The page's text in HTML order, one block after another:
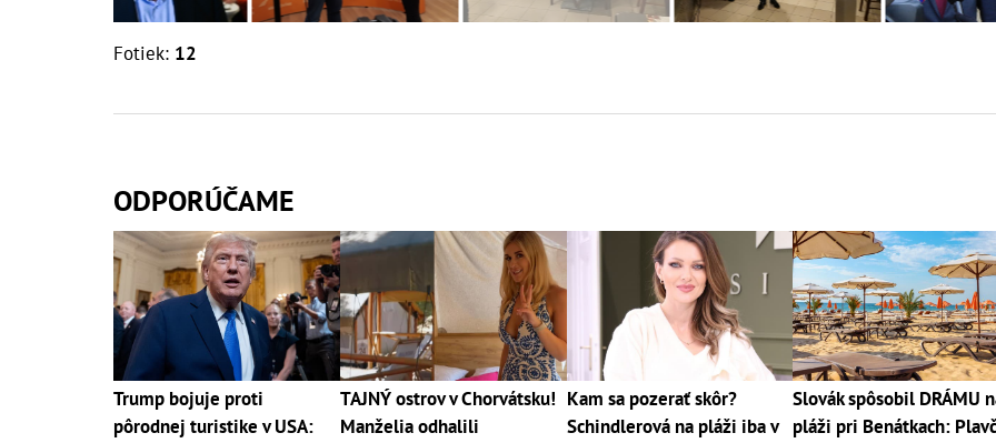
Fotiek: 12
ODPORÚČAME
Trump bojuje proti
pôrodnej turistike v USA:
TAJNÝ ostrov v Chorvátsku!
Manželia odhalili
Kam sa pozerať skôr?
Schindlerová na pláži iba v
Slovák spôsobil DRÁMU
pláži pri Benátkach: